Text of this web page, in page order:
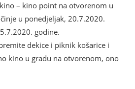
– kino point na otvorenom u
u ponedjeljak, 20.7.2020.
godine.
dekice i piknik košarice i
kino u gradu na otvorenom, ono